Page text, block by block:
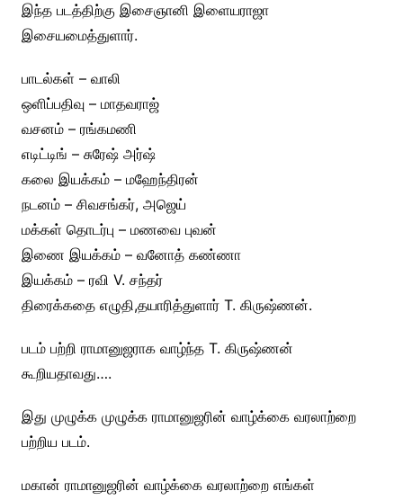
இந்த படத்திற்கு இசைஞானி இளையராஜா
இசையமைத்துளார்.
பாடல்கள் – வாலி
ஒளிப்பதிவு – மாதவராஜ்
வசனம் – ரங்கமணி
எடிட்டிங் – சுரேஷ் அர்ஷ்
கலை இயக்கம் – மஹேந்திரன்
நடனம் – சிவசங்கர், அஜெய்
மக்கள் தொடர்பு – மணவை புவன்
இணை இயக்கம் – வனோத் கண்ணா
இயக்கம் – ரவி V. சந்தர்
திரைக்கதை எழுதி,தயாரித்துளார் T. கிருஷ்ணன்.
படம் பற்றி ராமானுஜராக வாழ்ந்த T. கிருஷ்ணன்
கூறியதாவது….
இது முழுக்க முழுக்க ராமானுஜரின் வாழ்க்கை வரலாற்றை
பற்றிய படம்.
மகான் ராமானுஜரின் வாழ்க்கை வரலாற்றை எங்கள்